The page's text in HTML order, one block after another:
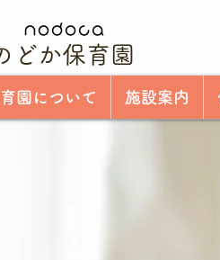
どか保育園
園について 施設案内